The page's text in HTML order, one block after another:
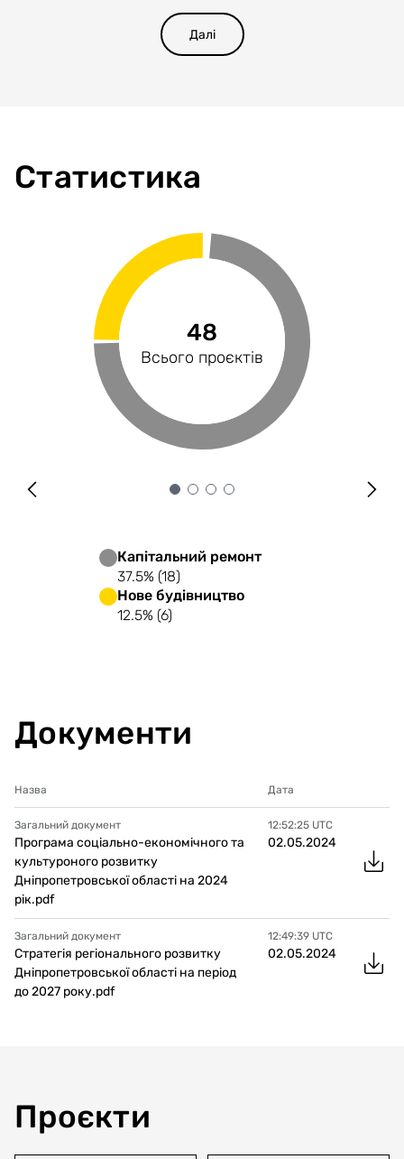
високим рівнем розвитку транспорту і зв’язку.
У козацькі часи Територія сучасного міста Дніпра та
Дніпропетровська область з весни 2014 року та по
Далі
Статистика
48
Всього проєктів
4241.3 млн
Загальний бюджет
12.23%
Профінансованість
6
Сектори економіки
Капітальний ремонт
37.5% (18)
Нове будівництво
12.5% (6)
Документи
Назва Дата
Загальний документ
Програма соціально-економічного та
культуроного розвитку
Дніпропетровської області на 2024
рік.pdf
12:52:25 UTC
02.05.2024
Загальний документ
Стратегія регіонального розвитку
Дніпропетровської області на період
до 2027 року.pdf
12:49:39 UTC
02.05.2024
Проєкти